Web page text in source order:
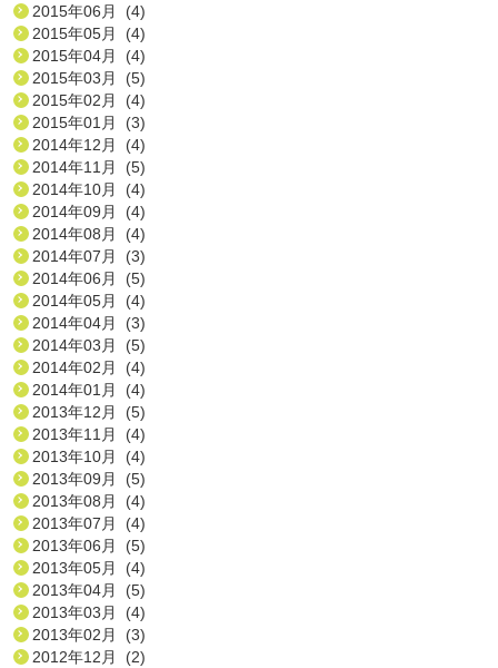
2015年06月 (4)
2015年05月 (4)
2015年04月 (4)
2015年03月 (5)
2015年02月 (4)
2015年01月 (3)
2014年12月 (4)
2014年11月 (5)
2014年10月 (4)
2014年09月 (4)
2014年08月 (4)
2014年07月 (3)
2014年06月 (5)
2014年05月 (4)
2014年04月 (3)
2014年03月 (5)
2014年02月 (4)
2014年01月 (4)
2013年12月 (5)
2013年11月 (4)
2013年10月 (4)
2013年09月 (5)
2013年08月 (4)
2013年07月 (4)
2013年06月 (5)
2013年05月 (4)
2013年04月 (5)
2013年03月 (4)
2013年02月 (3)
2012年12月 (2)